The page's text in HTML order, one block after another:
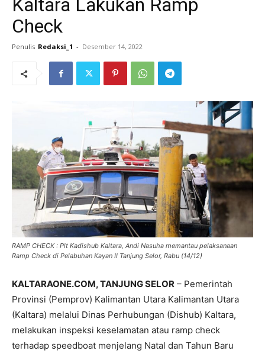
Kaltara Lakukan Ramp
Check
Penulis Redaksi_1 - Desember 14, 2022
RAMP CHECK : Plt Kadishub Kaltara, Andi Nasuha memantau pelaksanaan
Ramp Check di Pelabuhan Kayan II Tanjung Selor, Rabu (14/12)
KALTARAONE.COM, TANJUNG SELOR – Pemerintah
Provinsi (Pemprov) Kalimantan Utara Kalimantan Utara
(Kaltara) melalui Dinas Perhubungan (Dishub) Kaltara,
melakukan inspeksi keselamatan atau ramp check
terhadap speedboat menjelang Natal dan Tahun Baru